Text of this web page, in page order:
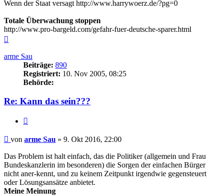
Wenn der Staat versagt http://www.harrywoerz.de/?pg=0
Totale Überwachung stoppen
http://www.pro-bargeld.com/gefahr-fuer-deutsche-sparer.html
arme Sau
Beiträge: 890
Registriert: 10. Nov 2005, 08:25
Behörde:
Re: Kann das sein???
Beitrag
von arme Sau » 9. Okt 2016, 22:00
Das Problem ist halt einfach, das die Politiker (allgemein und Frau
Bundeskanzlerin im besonderen) die Sorgen der einfachen Bürger
nicht aner-kennt, und zu keinem Zeitpunkt irgendwie gegensteuert
oder Lösungsansätze anbietet.
Meine Meinung